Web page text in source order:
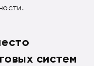
систем